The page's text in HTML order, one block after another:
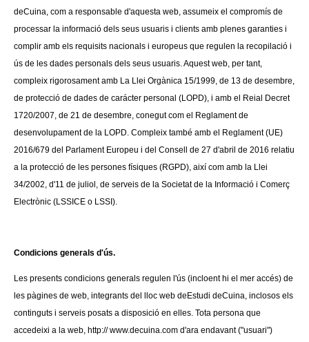
deCuina, com a responsable d'aquesta web, assumeix el compromís de
processar la informació dels seus usuaris i clients amb plenes garanties i
complir amb els requisits nacionals i europeus que regulen la recopilació i
ús de les dades personals dels seus usuaris. Aquest web, per tant,
compleix rigorosament amb La Llei Orgànica 15/1999, de 13 de desembre,
de protecció de dades de carácter personal (LOPD), i amb el Reial Decret
1720/2007, de 21 de desembre, conegut com el Reglament de
desenvolupament de la LOPD. Compleix també amb el Reglament (UE)
2016/679 del Parlament Europeu i del Consell de 27 d'abril de 2016 relatiu
a la protecció de les persones físiques (RGPD), així com amb la Llei
34/2002, d'11 de juliol, de serveis de la Societat de la Informació i Comerç
Electrònic (LSSICE o LSSI).
Condicions generals d'ús.
Les presents condicions generals regulen l'ús (incloent hi el mer accés) de
les pàgines de web, integrants del lloc web deEstudi deCuina, inclosos els
continguts i serveis posats a disposició en elles. Tota persona que
accedeixi a la web, http:// www.decuina.com d'ara endavant ("usuari")